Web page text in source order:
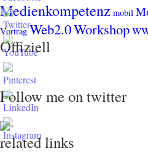
Medienkompetenz mobil
Vortrag Web2.0Workshop
Offiziell
Follow me on twitter
related links